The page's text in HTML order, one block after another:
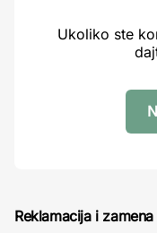
Ukoliko ste
Reklamacija i